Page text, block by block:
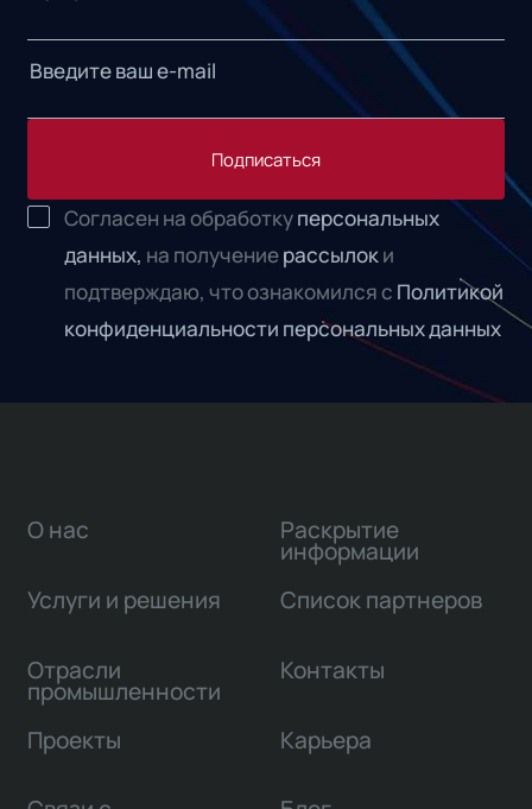
Подписаться
Согласен на обработкуперсональных
данных, на получениерассылоки
подтверждаю, что ознакомился с Политикой
конфиденциальности персональных данных
О нас
Услуги и решения
Отрасли
промышленности
Проекты
Раскрытие
информации
Список партнеров
Контакты
Карьера